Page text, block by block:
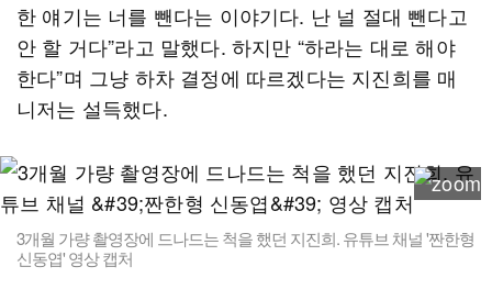
한 얘기는 너를 뺀다는 이야기다. 난 널 절대 뺀다고
안 할 거다”라고 말했다. 하지만 “하라는 대로 해야
한다”며 그냥 하차 결정에 따르겠다는 지진희를 매
니저는 설득했다.
3개월 가량 촬영장에 드나드는 척을 했던 지진희. 유튜브 채널 '짠한형
신동엽' 영상 캡처